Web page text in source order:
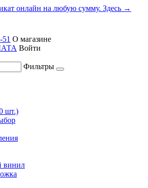
онлайн на любую сумму. Здесь →
О магазине
Войти
Фильтры
шт.)
винил